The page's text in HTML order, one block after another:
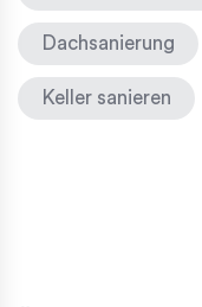
Dachsanierung
Keller sanieren